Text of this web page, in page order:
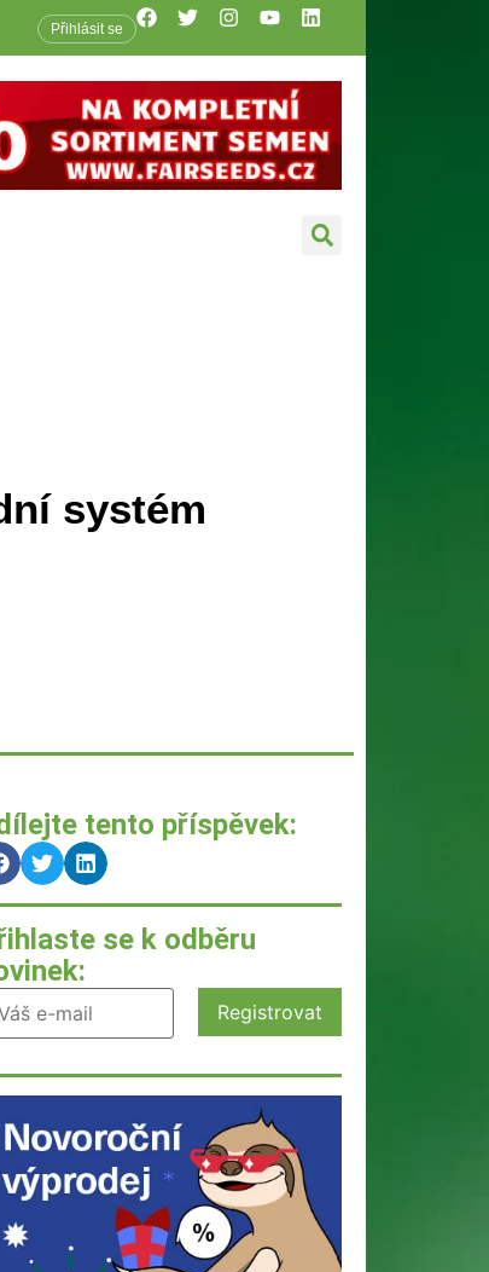
Přihlásit se
systém
tento příspěvek:
se k odběru